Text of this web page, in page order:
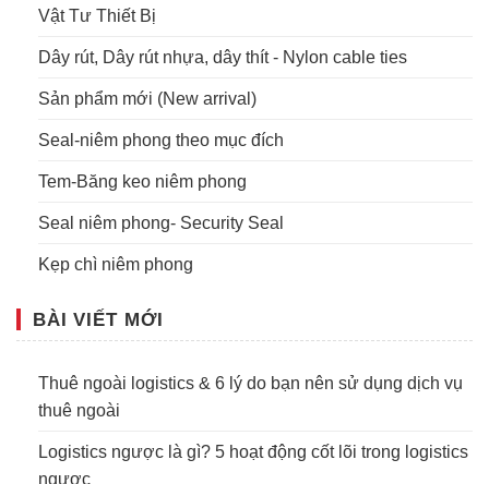
Vật Tư Thiết Bị
Dây rút, Dây rút nhựa, dây thít - Nylon cable ties
Sản phẩm mới (New arrival)
Seal-niêm phong theo mục đích
Tem-Băng keo niêm phong
Seal niêm phong- Security Seal
Kẹp chì niêm phong
BÀI VIẾT MỚI
Thuê ngoài logistics & 6 lý do bạn nên sử dụng dịch vụ
thuê ngoài
Logistics ngược là gì? 5 hoạt động cốt lõi trong logistics
ngược